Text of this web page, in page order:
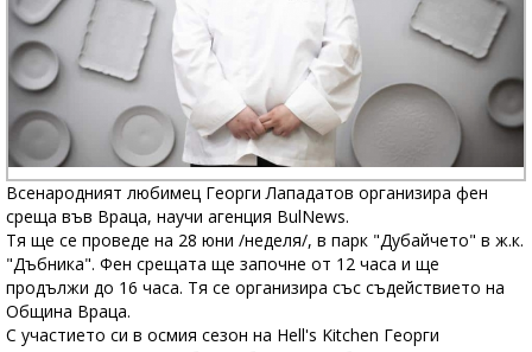
Всенародният любимец Георги Лападатов организира фен
среща във Враца, научи агенция BulNews.
Тя ще се проведе на 28 юни /неделя/, в парк "Дубайчето" в ж.к.
"Дъбника". Фен срещата ще започне от 12 часа и ще
продължи до 16 часа. Тя се организира със съдействието на
Община Враца.
С участието си в осмия сезон на Hell's Kitchen Георги